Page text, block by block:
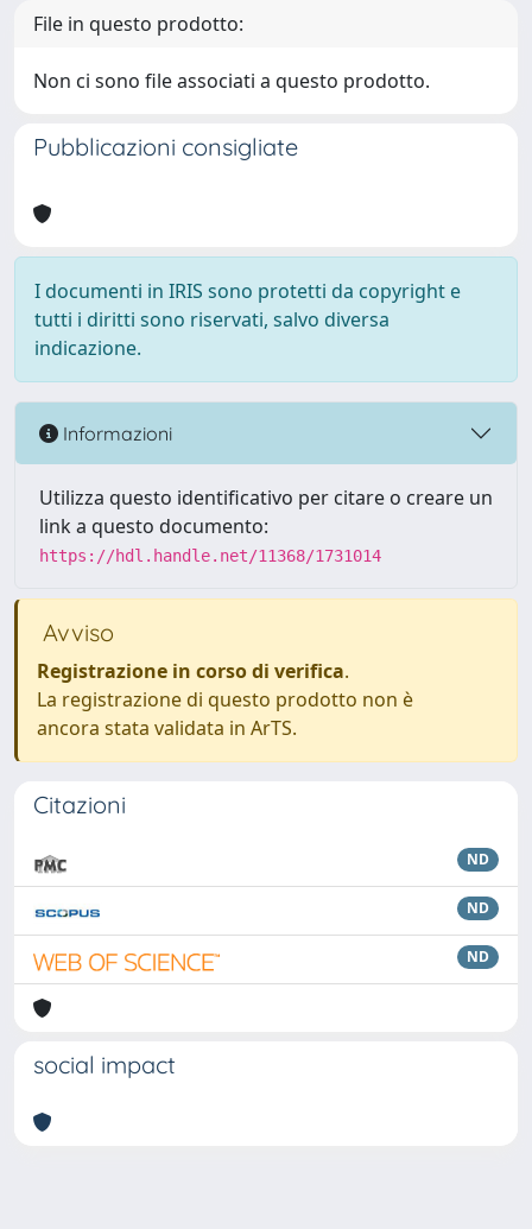
File in questo prodotto:
Non ci sono file associati a questo prodotto.
Pubblicazioni consigliate
I documenti in IRIS sono protetti da copyright e
tutti i diritti sono riservati, salvo diversa
indicazione.
Informazioni
Utilizza questo identificativo per citare o creare un
link a questo documento:
https://hdl.handle.net/11368/1731014
Avviso
Registrazione in corso di verifica.
La registrazione di questo prodotto non è
ancora stata validata in ArTS.
Citazioni
ND
ND
ND
social impact